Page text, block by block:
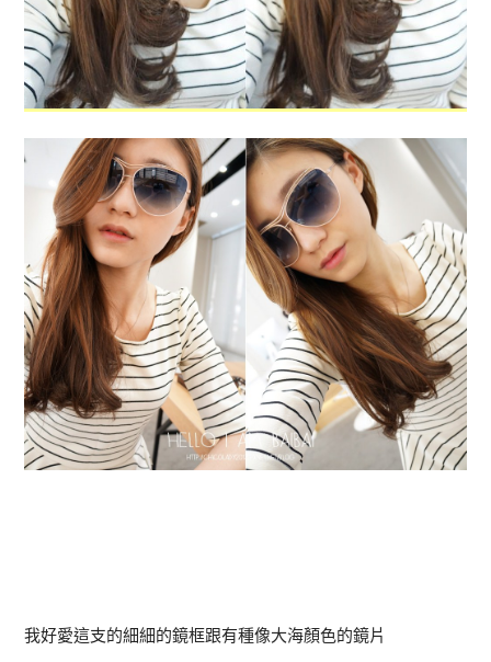
我好愛這支的細細的鏡框跟有種像大海顏色的鏡片